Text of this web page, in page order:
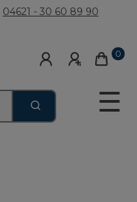
04621 - 30 60 89 90
0
☰